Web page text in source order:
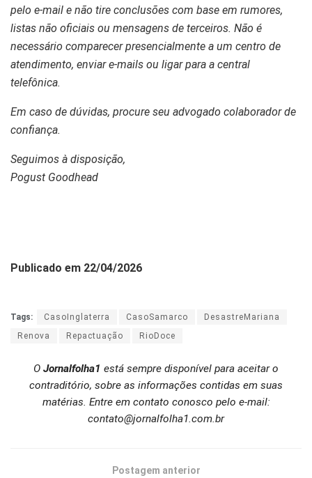
pelo e-mail e não tire conclusões com base em rumores,
listas não oficiais ou mensagens de terceiros. Não é
necessário comparecer presencialmente a um centro de
atendimento, enviar e-mails ou ligar para a central
telefônica.
Em caso de dúvidas, procure seu advogado colaborador de
confiança.
Seguimos à disposição,
Pogust Goodhead
Publicado em 22/04/2026
Tags: CasoInglaterra CasoSamarco
DesastreMariana
Renova
Repactuação RioDoce
O Jornalfolha1 está sempre disponível para aceitar o
contraditório, sobre as informações contidas em suas
matérias. Entre em contato conosco pelo e-mail:
contato@jornalfolha1.com.br
Postagem anterior